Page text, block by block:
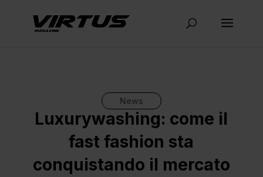
News
Luxurywashing: come il
fast fashion sta
conquistando il mercato